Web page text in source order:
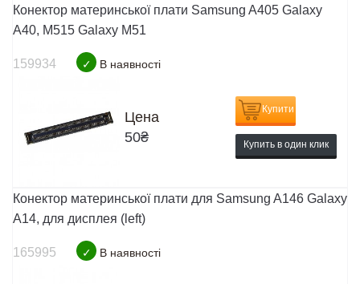
Конектор материнської плати Samsung A405 Galaxy
A40, M515 Galaxy M51
159934 ✓ В наявності
Цена
50₴
Купити
Купить в один клик
Конектор материнської плати для Samsung A146 Galaxy
A14, для дисплея (left)
165995 ✓ В наявності